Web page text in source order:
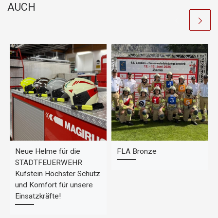
o
k
AUCH
Neue Helme für die
STADTFEUERWEHR
Kufstein Höchster Schutz
und Komfort für unsere
Einsatzkräfte!
FLA Bronze